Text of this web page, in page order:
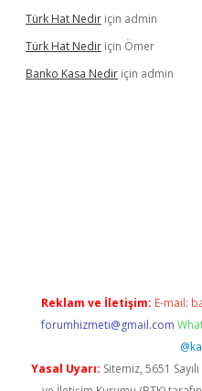
Türk Hat Nedir için admin
Türk Hat Nedir için Ömer
Banko Kasa Nedir için admin
Reklam ve İletişim: E-mail:
forumhizmeti@gmail.com
Yasal Uyarı: Sitemiz, 5651